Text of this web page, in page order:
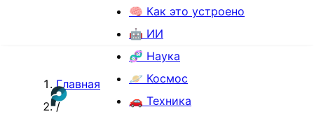
🧠 Как это устроено
🤖 ИИ
🧬 Наука
🪐 Космос
🚗 Техника
Главная
/